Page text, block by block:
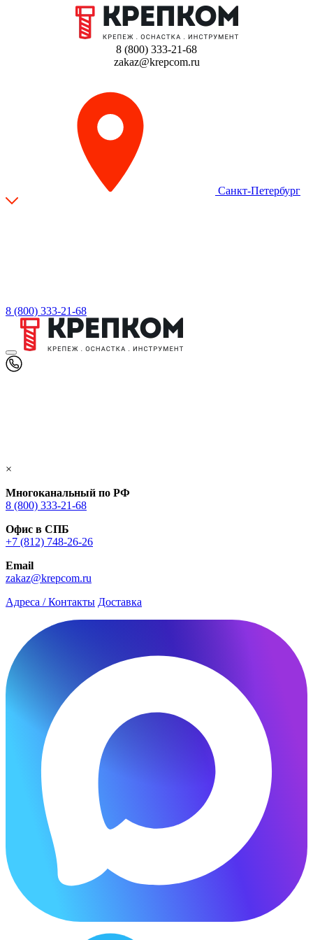
8 (800) 333-21-68
zakaz@krepcom.ru
Санкт-Петербург
8 (800) 333-21-68
×
Многоканальный по РФ
8 (800) 333‑21-68
Офис в СПБ
+7 (812) 748‑26-26
Email
zakaz@krepcom.ru
Адреса / Контакты Доставка